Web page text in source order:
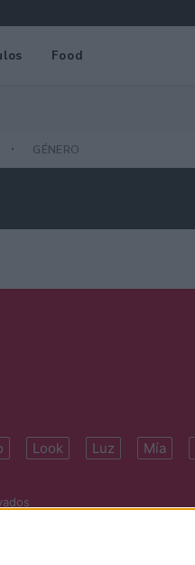
Food
GÉNERO
Look Luz Mía